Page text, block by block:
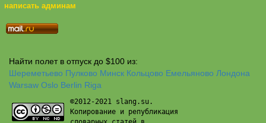
написать админам
Найти полет в отпуск до $100 из:
Шереметьево Пулково Минск Кольцово Емельяново Лондона
Warsaw Oslo Berlin Riga
©2012-2021 slang.su.
Копирование и републикация